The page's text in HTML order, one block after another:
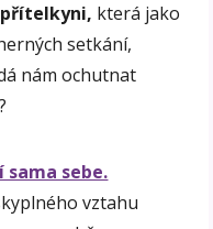
která jako
setkání,
nám ochutnat
sama sebe.
vztahu